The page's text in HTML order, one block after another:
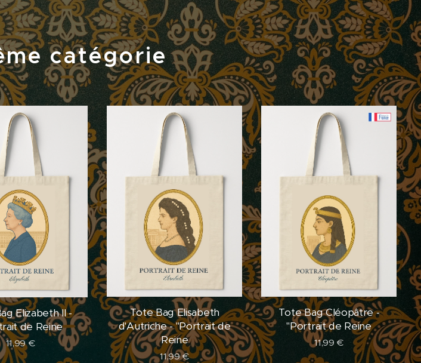
catégorie
Elizabeth II -
de Reine
11,99€
Tote Bag Elisabeth
d'Autriche - "Portrait de
Reine
11,99€
Tote Bag Cléopâtre -
"Portrait de Reine
11,99 €